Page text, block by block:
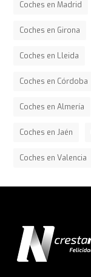
Coches en Madrid
Coches en Girona
Coches en Lleida
Coches en Córdoba
Coches en Almería
Coches en Jaén
Coches en Valencia